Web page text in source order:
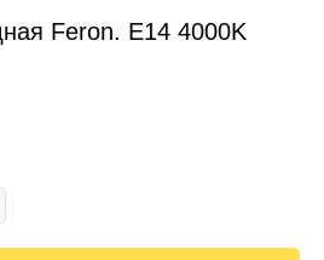
Feron. E14 4000K